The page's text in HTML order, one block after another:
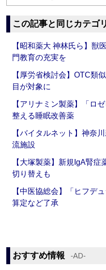
この記事と同じカテゴ
【昭和薬大 神林氏ら】獣
門教育の充実を
【厚労省検討会】OTC類
目が対象に
【アリナミン製薬】「ロ
整える睡眠改善薬
【バイタルネット】神奈
流施設
【大塚製薬】新規IgA腎症
切り替えも
【中医協総会】「ヒフデ
算定など了承
おすすめ情報 ‐AD‐